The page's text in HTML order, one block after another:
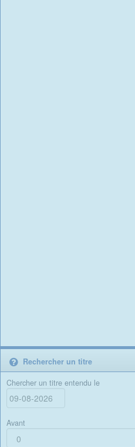
Rechercher un titre
Chercher un titre entendu le
Avant